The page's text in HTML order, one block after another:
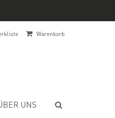
Warenkorb
UNS